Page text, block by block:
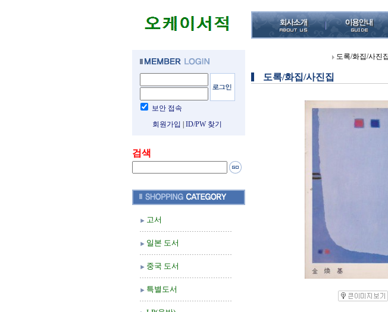
보안 접속
회원가입
ID/PW 찾기
검색
고서
일본 도서
중국 도서
특별도서
도록/화집/사진집
도록/화집/사진집